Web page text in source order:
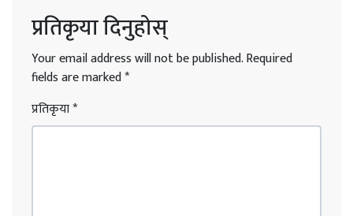
प्रतिकृया दिनुहोस्
Your email address will not be published.Required
fields are marked*
प्रतिकृया*